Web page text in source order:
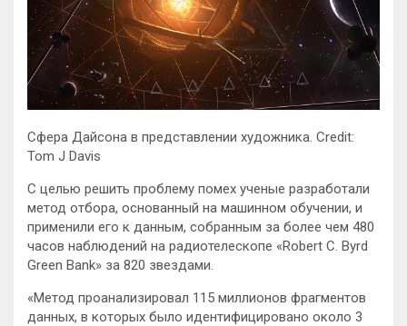
Сфера Дайсона в представлении художника. Credit:
Tom J Davis
С целью решить проблему помех ученые разработали
метод отбора, основанный на машинном обучении, и
применили его к данным, собранным за более чем 480
часов наблюдений на радиотелескопе «Robert C. Byrd
Green Bank» за 820 звездами.
«Метод проанализировал 115 миллионов фрагментов
данных, в которых было идентифицировано около 3